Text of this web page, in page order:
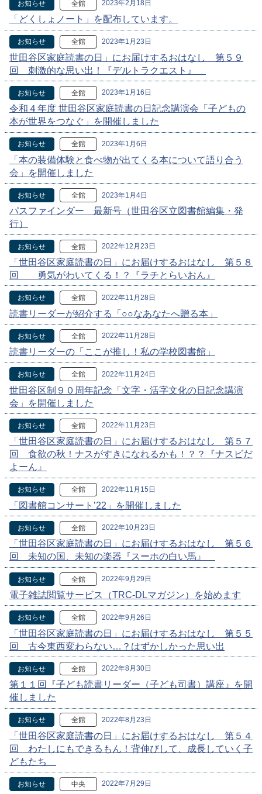
お知らせ 全館 2023年2月18日
「どくしょノート」を配布しています。
お知らせ 全館 2023年1月23日
世田谷区家庭読書の日」にお届けするおはなし 第５９
回 刺激的な思い出！『デルトラクエスト』
お知らせ 全館 2023年1月16日
令和４年度 世田谷区家庭読書の日記念講演会「子どもの
本が世界をつなぐ」を開催しました
お知らせ 全館 2023年1月6日
「本の装備体験と食べ物が出てくる本について語り合う
会」を開催しました
お知らせ 全館 2023年1月4日
パスファインダー 最新号（世田谷区立図書館編集・発
行）
お知らせ 全館 2022年12月23日
「世田谷区家庭読書の日」にお届けするおはなし 第５８
回 勇気がわいてくる！？『ラチとらいおん』
お知らせ 全館 2022年11月28日
読書リーダーが紹介する「○○なあなたへ贈る本」
お知らせ 全館 2022年11月28日
読書リーダーの「ここが推し！私の学校図書館」
お知らせ 全館 2022年11月24日
世田谷区制９０周年記念「文字・活字文化の日記念講演
会」を開催しました
お知らせ 全館 2022年11月23日
「世田谷区家庭読書の日」にお届けするおはなし 第５７
回 食欲の秋！ナスがすきになれるかも！？？『ナスビだ
よーん』
お知らせ 全館 2022年11月15日
「図書館コンサート’22」を開催しました
お知らせ 全館 2022年10月23日
「世田谷区家庭読書の日」にお届けするおはなし 第５６
回 未知の国、未知の楽器『スーホの白い馬』
お知らせ 全館 2022年9月29日
電子雑誌閲覧サービス（TRC-DLマガジン）を始めます
お知らせ 全館 2022年9月26日
「世田谷区家庭読書の日」にお届けするおはなし 第５５
回 古今東西変わらない…？はずかしかった思い出
お知らせ 全館 2022年8月30日
第１１回『子ども読書リーダー（子ども司書）講座』を開
催しました
お知らせ 全館 2022年8月23日
「世田谷区家庭読書の日」にお届けするおはなし 第５４
回 わたしにもできるもん！背伸びして、成長していく子
どもたち
お知らせ 中央 2022年7月29日